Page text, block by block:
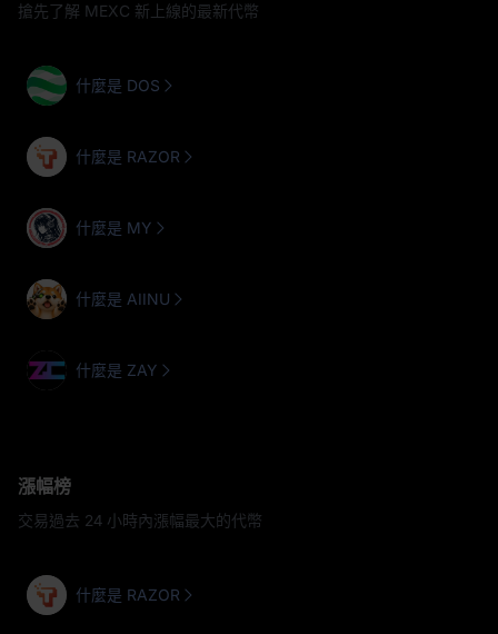
搶先了解 MEXC 新上線的最新代幣
什麼是 DOS
什麼是 RAZOR
什麼是 MY
什麼是 AIINU
什麼是 ZAY
漲幅榜
交易過去 24 小時內漲幅最大的代幣
什麼是 RAZOR